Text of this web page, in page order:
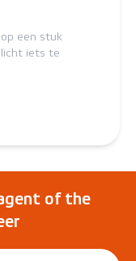
een stuk
iets te
of the